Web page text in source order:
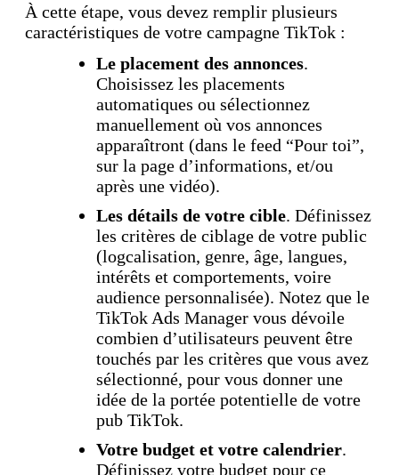
À cette étape, vous devez remplir plusieurs
caractéristiques de votre campagne TikTok :
Le placement des annonces.
Choisissez les placements
automatiques ou sélectionnez
manuellement où vos annonces
apparaîtront (dans le feed “Pour toi”,
sur la page d’informations, et/ou
après une vidéo).
Les détails de votre cible. Définissez
les critères de ciblage de votre public
(logcalisation, genre, âge, langues,
intérêts et comportements, voire
audience personnalisée). Notez que le
TikTok Ads Manager vous dévoile
combien d’utilisateurs peuvent être
touchés par les critères que vous avez
sélectionné, pour vous donner une
idée de la portée potentielle de votre
pub TikTok.
Votre budget et votre calendrier.
Définissez votre budget pour ce